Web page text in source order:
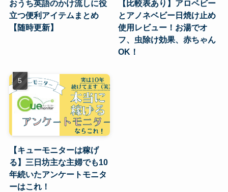
おうち英語のかけ流しに役
立つ便利アイテムまとめ
【随時更新】
【比較表あり】アロベビー
とアノネベビー日焼け止め
使用レビュー！お湯でオ
フ、虫除け効果、赤ちゃん
OK！
【キューモニターは稼げ
る】三日坊主な主婦でも10
年続いたアンケートモニタ
ーはこれ！